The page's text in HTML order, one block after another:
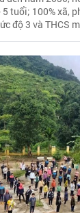
5 tuổi; 100% xã,
độ 3 và THCS